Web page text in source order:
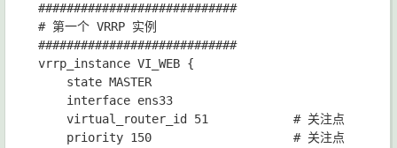
############################
# 第一个 VRRP 实例
############################
vrrp_instance VI_WEB {
    state MASTER
    interface ens33
    virtual_router_id 51            # 关注点
    priority 150                    # 关注点